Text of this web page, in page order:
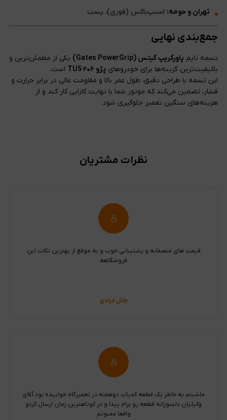
تهران و حومه: اسنپ‌باکس (فوری)، پست
جمع‌بندی نهایی
تسمه تایم پاورگریپ گیتس (Gates PowerGrip)
یکی از مطمئن‌ترین و
باکیفیت‌ترین گزینه‌ها برای خودروهای پژو ۲۰۶ TU5
است.
این تسمه با طراحی دقیق، طول عمر بالا و مقاومت عالی در برابر حرارت و
فشار، تضمین می‌کند که موتور شما با نهایت کارایی کار کند و از
هزینه‌های سنگین تعمیر جلوگیری شود.
نظرات مشتریان
قیمت های منصفانه و پشتیبانی خوب و به موقع از بهترین نکات این
فروشگاهه
جلال مرادی
ماشینم به خاطر یک قطعه کمیاب دوهفته در تعمیرگاه خوابیده بود.آقای
وکیلیان دلسوزانه قطعه رو برام پیدا و در کوتاهترین زمان ارسال کردو
واقعا ممنونم